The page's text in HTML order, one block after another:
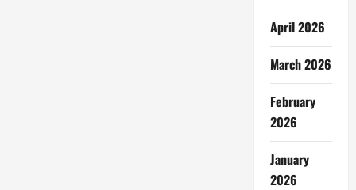
April 2026
March 2026
February
2026
January
2026